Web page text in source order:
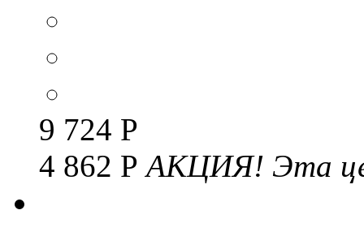
9 724 Р
4 862 Р АКЦИЯ! Эта